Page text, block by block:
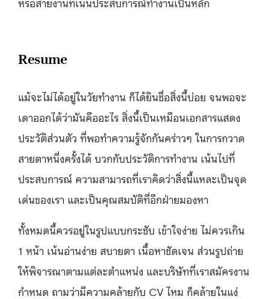
Resume
แม้จะไม่ได้อยู่ในวัยทำงาน ก็ได้ยินชื่อสิ่งนี้บ่อย จนพอจะ
เดาออกได้ว่ามันคืออะไร สิ่งนี้เป็นเหมือนเอกสารแสดง
ประวัติส่วนตัว ที่พอทำความรู้จักกันคร่าวๆ ในการกวาด
สายตาหนึ่งครั้งได้ บวกกับประวัติการทำงาน เน้นไปที่
ประสบการณ์ ความสามารถที่เราคิดว่าสิ่งนี้แหละเป็นจุด
เด่นของเรา และเป็นคุณสมบัติที่อีกฝ่ายมองหา
ทั้งหมดนี้ควรอยู่ในรูปแบบกระชับ เข้าใจง่าย ไม่ควรเกิน
1 หน้า เน้นอ่านง่าย สบายตา เนื้อหาชัดเจน ส่วนรูปถ่าย
ให้พิจารณาตามแต่ละตำแหน่ง และบริษัทที่เราสมัครงาน
กำหนด ถามว่ามีความคล้ายกับ CV ไหม ก็คล้ายในแง่